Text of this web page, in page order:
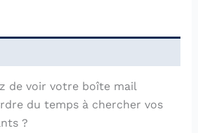
de voir votre boîte mail
du temps à chercher vos
?